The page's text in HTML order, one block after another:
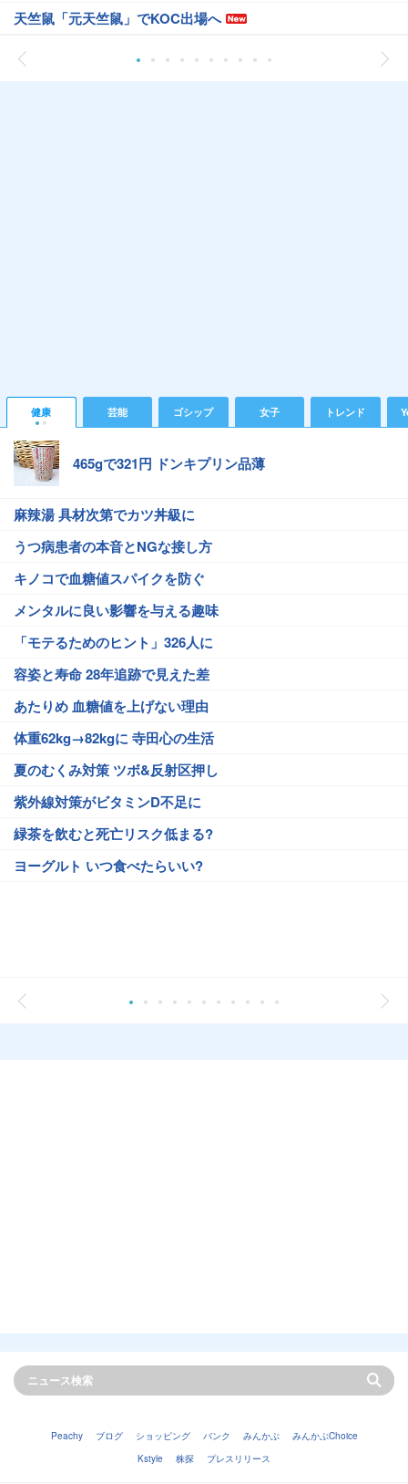
天竺鼠「元天竺鼠」でKOC出場へ
健康 芸能 ゴシップ 女子 トレンド
465gで321円 ドンキプリン品薄
麻辣湯 具材次第でカツ丼級に
うつ病患者の本音とNGな接し方
キノコで血糖値スパイクを防ぐ
メンタルに良い影響を与える趣味
「モテるためのヒント」326人に
容姿と寿命 28年追跡で見えた差
あたりめ 血糖値を上げない理由
体重62kg→82kgに 寺田心の生活
夏のむくみ対策 ツボ&反射区押し
紫外線対策がビタミンD不足に
緑茶を飲むと死亡リスク低まる?
ヨーグルト いつ食べたらいい?
Peachy ブログ ショッピング バンク みんかぶ
みんかぶChoice
Kstyle
株探 プレスリリース